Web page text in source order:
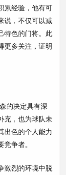
累经验，他有可
说，不仅可以减
特色的门将。此
更多关注，证明
的决定具有深
充，也为球队未
出色的个人能力
争者。
激烈的环境中脱